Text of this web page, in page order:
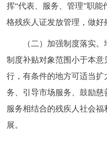
挥“代表、服务、管理”职
格残疾人证发放管理，做好
（二）加强制度落实。
制度补贴对象范围小于本意
行，有条件的地方可适当
务、引导市场服务、鼓励
服务相结合的残疾人社会
展。